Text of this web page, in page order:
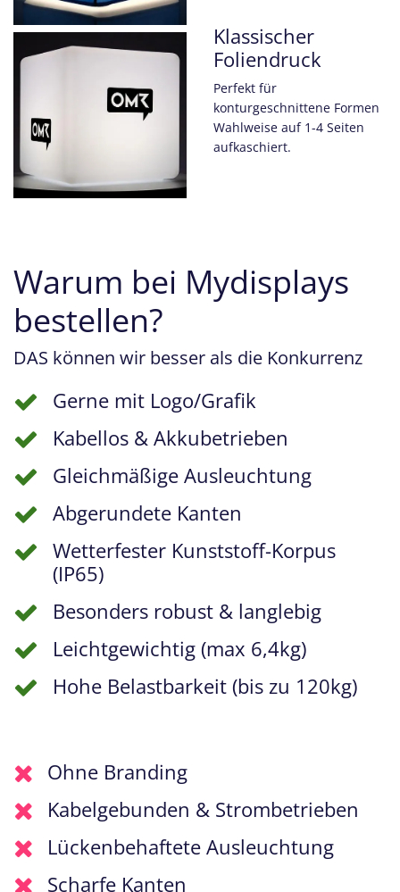
Klassischer
Foliendruck
Perfekt für
konturgeschnittene Formen
Wahlweise auf 1-4 Seiten
aufkaschiert.
Warum bei Mydisplays
bestellen?
DAS können wir besser als die Konkurrenz
Gerne mit Logo/Grafik
Kabellos & Akkubetrieben
Gleichmäßige Ausleuchtung
Abgerundete Kanten
Wetterfester Kunststoff-Korpus
(IP65)
Besonders robust & langlebig
Leichtgewichtig (max 6,4kg)
Hohe Belastbarkeit (bis zu 120kg)
Ohne Branding
Kabelgebunden & Strombetrieben
Lückenbehaftete Ausleuchtung
Scharfe Kanten